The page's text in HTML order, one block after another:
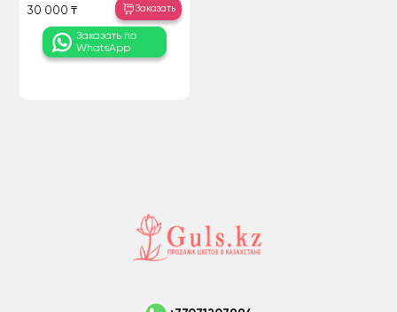
30 000 ₸ Заказать
Заказать по
WhatsApp